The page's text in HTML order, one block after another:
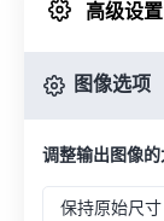
高级设置
图像选项
调整输出图像
保持原始尺寸